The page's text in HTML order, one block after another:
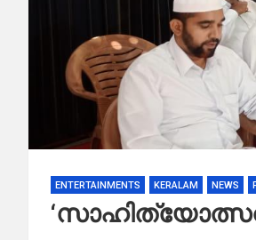
ENTERTAINMENTS KERALAM NEWS